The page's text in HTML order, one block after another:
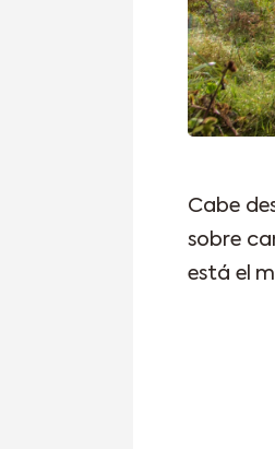
Cabe
sobre
está el